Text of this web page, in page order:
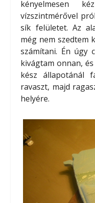
kényelmesen
vízszintmérővel
sík felületet. Az
még nem szedtem
számítani. Én úgy
kivágtam onnan,
kész állapotánál
ravaszt, majd
helyére.